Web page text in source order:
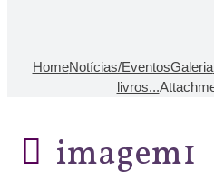
HomeNotícias/EventosGaleria
livros...
imagem1